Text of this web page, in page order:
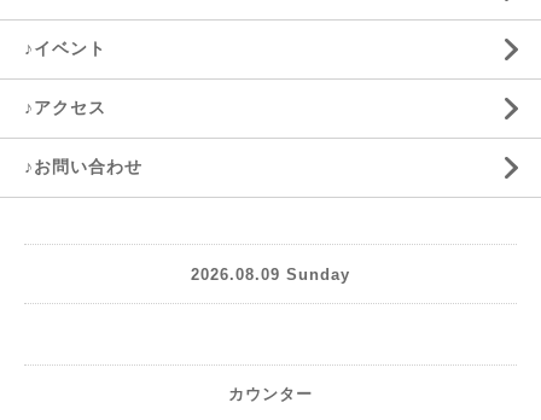
♪イベント
♪アクセス
♪お問い合わせ
2026.08.09 Sunday
カウンター